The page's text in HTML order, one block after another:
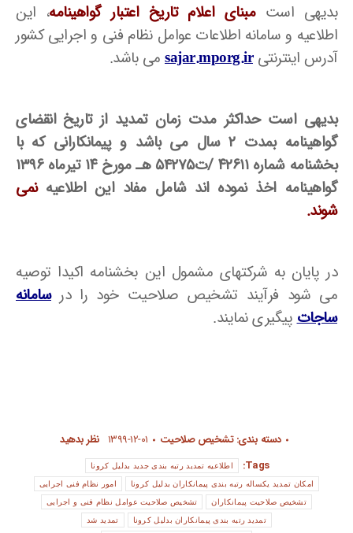
بدیهی استمبنای اعلام تاریخ اعتبار گواهینامه، این
اطلاعیه و سامانه اطلاعات عوامل نظام فنی و اجرایی کشور
آدرس اینترنتیsajar.mporg.ir می باشد.
بدیهی است حداکثر مدت زمان تمدید از تاریخ انقضای
گواهینامه بمدت ۲ سال می باشد و پیمانکارانی که با
بخشنامه شماره ۴۲۶۱۱ /ت54275 هـ مورخ ۱۴ تیرماه ۱۳۹۶
گواهینامه اخذ نموده اند شامل مفاد این اطلاعیهنمی
شوند.
در پایان به شرکتهای مشمول این بخشنامه اکیدا توصیه
می شود فرآیند تشخیص صلاحیت خود را درسامانه
ساجاتپیگیری نمایند.
دسته بندی:تشخیص صلاحیت ۱۳۹۹-۱۲-۰۱ نظر بدهید
Tags:
اطلاعیه تمدید رتبه بندی جدید بدلیل کرونا
امکان تمدید یکساله رتبه بندی پیمانکاران بدلیل کرونا امور نظام فنی اجرایی
تشخیص صلاحیت پیمانکاران تشخیص صلاحیت عوامل نظام فنی و اجرایی
تمدید رتبه بندی پیمانکاران بدلیل کرونا تمدید شد